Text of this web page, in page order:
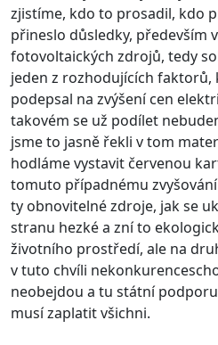
zjistíme, kdo to prosadil, kdo
přineslo důsledky, především
fotovoltaických zdrojů, tedy
jeden z rozhodujících faktorů,
podepsal na zvýšení cen
takovém se už podílet
jsme to jasně řekli v tom
hodláme vystavit červenou
tomuto případnému
ty obnovitelné zdroje, jak se
stranu hezké a zní to
životního prostředí, ale na
v tuto chvíli
neobejdou a tu státní
musí zaplatit všichni.